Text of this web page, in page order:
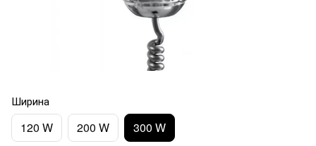
Ширина
120 W 200 W 300 W